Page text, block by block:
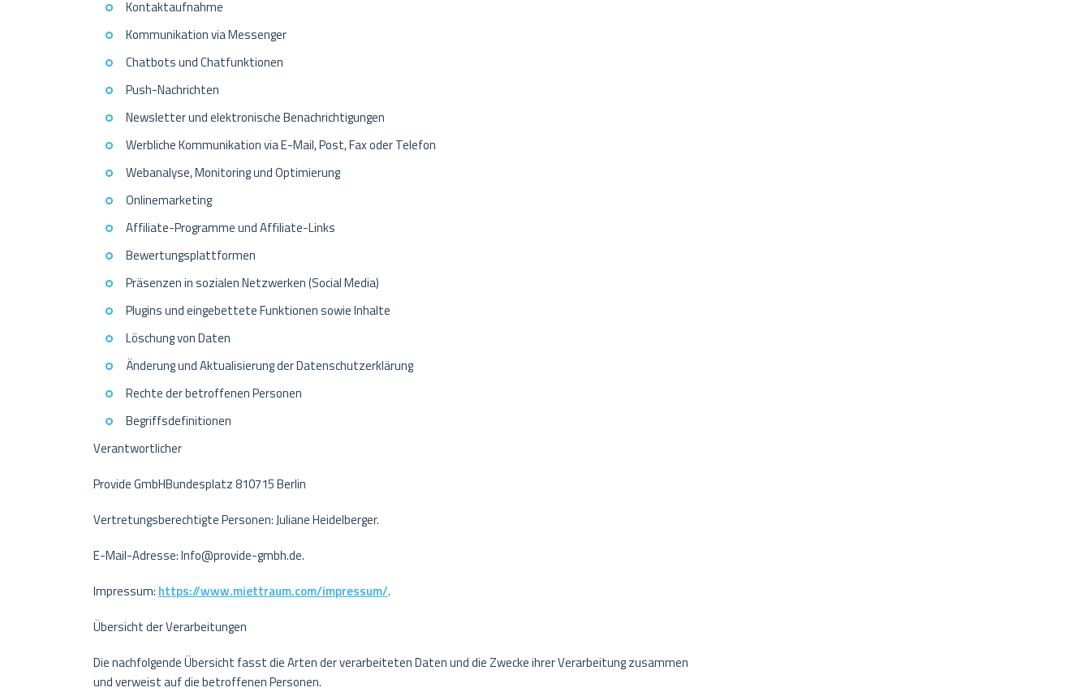
Kontaktaufnahme
Kommunikation via Messenger
Chatbots und Chatfunktionen
Push-Nachrichten
Newsletter und elektronische Benachrichtigungen
Werbliche Kommunikation via E-Mail, Post, Fax oder Telefon
Webanalyse, Monitoring und Optimierung
Onlinemarketing
Affiliate-Programme und Affiliate-Links
Bewertungsplattformen
Präsenzen in sozialen Netzwerken (Social Media)
Plugins und eingebettete Funktionen sowie Inhalte
Löschung von Daten
Änderung und Aktualisierung der Datenschutzerklärung
Rechte der betroffenen Personen
Begriffsdefinitionen
Verantwortlicher
Provide GmbHBundesplatz 810715 Berlin
Vertretungsberechtigte Personen: Juliane Heidelberger.
E-Mail-Adresse: Info@provide-gmbh.de.
Impressum: https://www.miettraum.com/impressum/.
Übersicht der Verarbeitungen
Die nachfolgende Übersicht fasst die Arten der verarbeiteten Daten und die Zwecke ihrer Verarbeitung zusammen
und verweist auf die betroffenen Personen.